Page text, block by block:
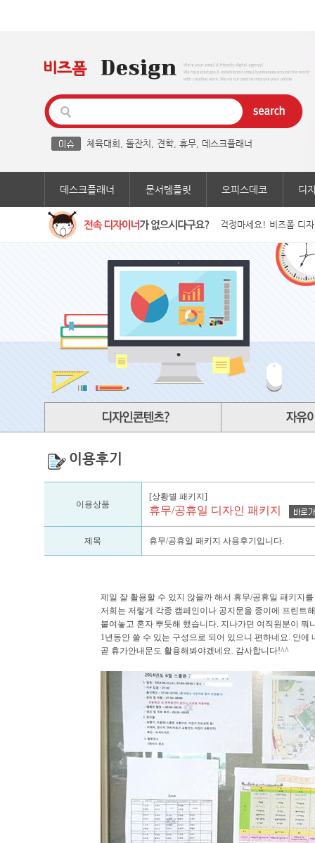
체육대회 돌잔치 견학, 휴무, 데스크플래너
데스크플래너 문서템플릿 오피스데코 디
걱정마세요! 비즈폼 디
이용후기
이용상품
[상황별 패키지]
휴무/공휴일 디자인 패키지
제목 휴무/공휴일 패키지 사용후기입니다.
제일 잘 활용할 수 있지 않을까 해서 휴무/공휴일 패키지
저희는 저렇게 각종 캠페인이나 공지문을 종이에 프린트
붙여놓고 혼자 뿌듯해 했습니다. 지나가던 여직원분이
1년동안 쓸 수 있는 구성으로 되어 있으니 편하네요. 안
곧 휴가안내문도 활용해봐야겠네요. 감사합니다!^^